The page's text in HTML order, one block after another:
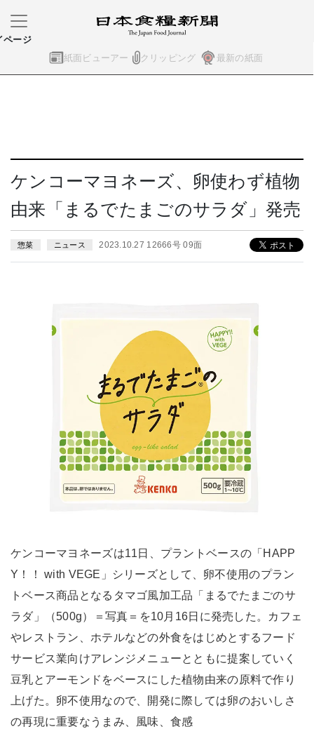
紙面ビューアー クリッピング 最新の紙面
ページ
ケンコーマヨネーズ、卵使わず植物
由来「まるでたまごのサラダ」発売
惣菜 ニュース 2023.10.27 12666号 09面
ケンコーマヨネーズは11日、プラントベースの「HAPP
Y！！ with VEGE」シリーズとして、卵不使用のプラン
トベース商品となるタマゴ風加工品「まるでたまごのサ
ラダ」（500g）＝写真＝を10月16日に発売した。カフェ
やレストラン、ホテルなどの外食をはじめとするフード
サービス業向けアレンジメニューとともに提案していく
豆乳とアーモンドをベースにした植物由来の原料で作り
上げた。卵不使用なので、開発に際しては卵のおいしさ
の再現に重要なうまみ、風味、食感